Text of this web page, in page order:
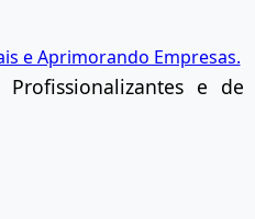
e Aprimorando Empresas.
Profissionalizantes e de